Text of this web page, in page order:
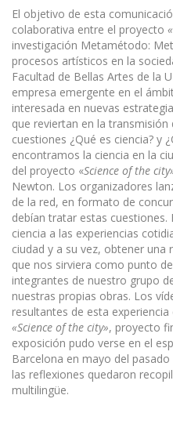
El objetivo de esta
colaborativa entre el proyecto
investigación Metamétodo:
procesos artísticos en la
Facultad de Bellas Artes de la
empresa emergente en el
interesada en nuevas
que reviertan en la
cuestiones ¿Qué es ciencia? y
encontramos la ciencia en la
del proyecto «Science of the
Newton. Los organizadores
de la red, en formato de
debían tratar estas cuestiones.
ciencia a las experi­encias
ciudad y a su vez, obtener
que nos sirviera como punto
integrantes de nuestro grupo
nuestras propias obras. Los
resultantes de esta
«Science of the city», proyecto
exposición pudo verse en el
Barcelona en mayo del
las reflexiones quedaron
multilingüe.